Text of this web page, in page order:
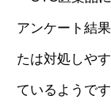
アンケート結
たは対処しや
ているようです